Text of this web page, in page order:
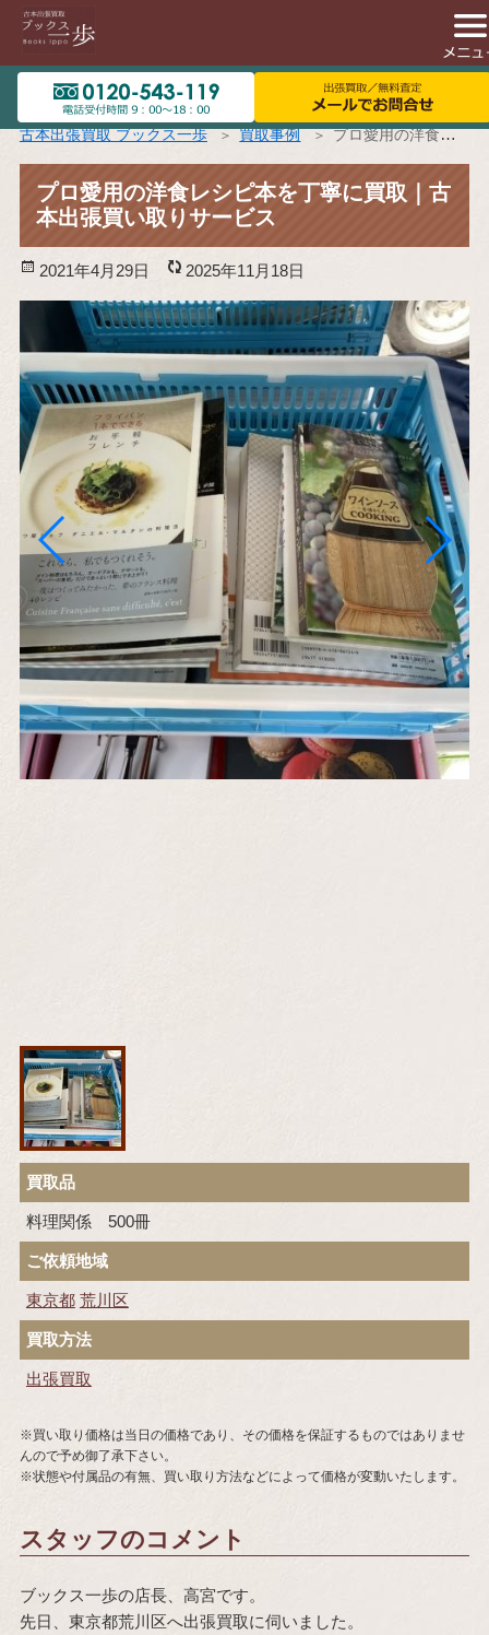
古本出張買取 ブックス一歩 買取事例 プロ愛用の洋食レシピ本を丁寧に買取｜古本出張買い取りサービス
プロ愛用の洋食レシピ本を丁寧に買取｜古
本出張買い取りサービス
投
稿
2021年4月29日
更
新
日:
2025年11月18日
買取品
料理関係 500冊
ご依頼地域
東京都 荒川区
買取方法
出張買取
※買い取り価格は当日の価格であり、その価格を保証するものではありませ
んので予め御了承下さい。
※状態や付属品の有無、買い取り方法などによって価格が変動いたします。
スタッフのコメント
ブックス一歩の店長、高宮です。
先日、東京都荒川区へ出張買取に伺いました。